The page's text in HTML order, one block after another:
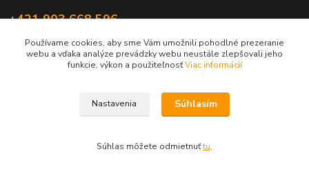
+421 903 668 596
info@websperky.com
Používame cookies, aby sme Vám umožnili pohodlné prezeranie
webu a vďaka analýze prevádzky webu neustále zlepšovali jeho
funkcie, výkon a použiteľnosťViac informácií
Nastavenia Súhlasím
Súhlas môžete odmietnuťtu.